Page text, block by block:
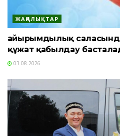
ЖАҢАЛЫҚТАР
Қайырымдылық
құжат қабылдау
03.08.2026